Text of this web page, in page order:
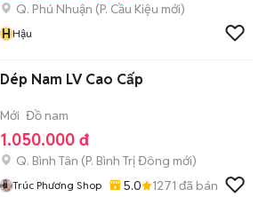
Q. Phú Nhuận (P. Cầu Kiệu mới)
HHậu
Dép Nam LV Cao Cấp
Mới Đồ nam
1.050.000 đ
Q. Bình Tân (P. Bình Trị Đông mới)
Trúc Phương Shop 5.0 1271 đã bán